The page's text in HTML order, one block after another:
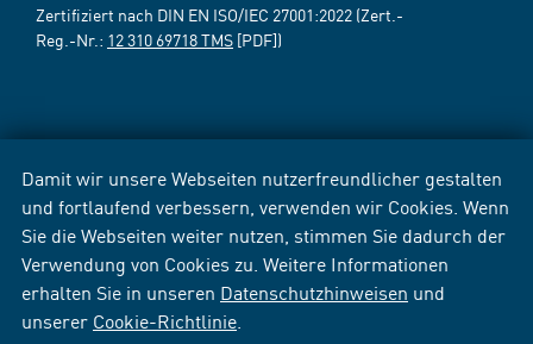
Damit wir unsere Webseiten nutzerfreundlicher gestalten
und fortlaufend verbessern, verwenden wir Cookies. Wenn
Sie die Webseiten weiter nutzen, stimmen Sie dadurch der
Verwendung von Cookies zu. Weitere Informationen
erhalten Sie in unseren Datenschutzhinweisen und
unserer Cookie-Richtlinie
Zertifiziert nach DIN EN ISO/IEC 27001:2022 (Zert.-
Reg.-Nr.: 12 310 69718 TMS [PDF])